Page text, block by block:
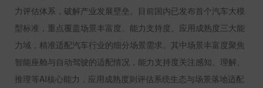
力评估体系，破解产业发展壁垒。目前国内已发布首个汽车大模
型标准，重点覆盖场景丰富度、能力支持度、应用成熟度三大能
力域，精准适配汽车行业的细分场景需求。其中场景丰富度聚焦
智能座舱与自动驾驶的适配情况，能力支持度关注感知、理解、
推理等AI核心能力，应用成熟度则评估系统生态与场景落地适配